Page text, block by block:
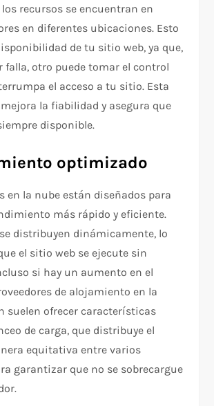
recursos se encuentran en
en diferentes ubicaciones. Esto
de tu sitio web, ya que,
falla, otro puede tomar el control
el acceso a tu sitio. Esta
la fiabilidad y asegura que
disponible.
optimizado
en la nube están diseñados para
más rápido y eficiente.
distribuyen dinámicamente, lo
el sitio web se ejecute sin
si hay un aumento en el
de alojamiento en la
suelen ofrecer características
de carga, que distribuye el
equitativa entre varios
garantizar que no se sobrecargue